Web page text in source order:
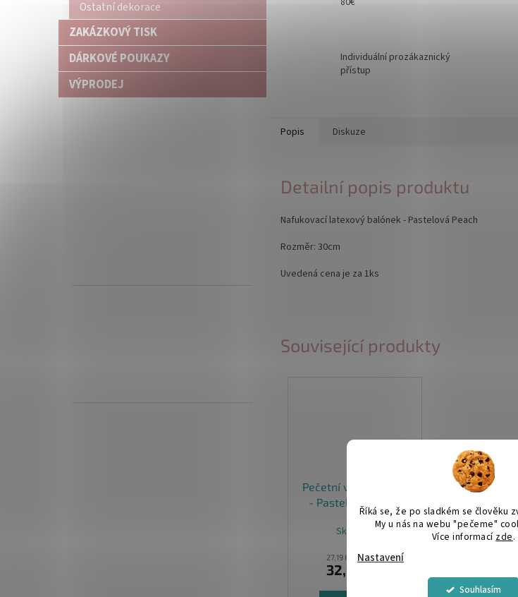
Říká se, že po sladkém se člověku
My u nás na webu "pečeme"
Více informací zde.
Nastavení
Souhlasím
Ostatní dekorace
ZAKÁZKOVÝ TISK
DÁRKOVÉ POUKAZY
VÝPRODEJ
Individuální prozákaznický
přístup
Související produkty
Pečetní vosk 13,5 cm
- Pastelová Peach
Skladem
27,19 Kč bez DPH
32,90 Kč
Popis Diskuze
Detailní popis produktu
Nafukovací latexový balónek - Pastelová Peach
Rozměr: 30cm
Uvedená cena je za 1ks